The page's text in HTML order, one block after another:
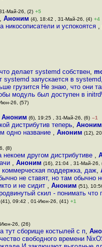
Май-26, (2) +5
, Аноним (4), 18:42 , 31-Май-26, (4) +4
никосописатели и успокоятся ,
делает systemd собствен,
systemd запускается в systemd,
грузится Не знаю, что они
модуль был доступен в
26, (57)
Аноним (6), 19:25 , 31-Май-26, (6) –1
дистрибутив теперь, Аноним
одно название , Аноним (12),
(8)
другом дистрибутиве ,
, Аноним (16), 21:04 , 31-Май-26,
поддержка, даж,
не ставят, но там обычно
и не сидит , Аноним (51),
скил - понимать что
(41), 09:42 , 01-Июн-26, (41) +1
26, (26)
тут сборище костылей с п,
свободного времени